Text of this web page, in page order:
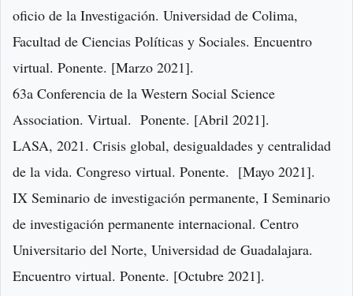
oficio de la Investigación. Universidad de Colima,
Facultad de Ciencias Políticas y Sociales. Encuentro
virtual. Ponente. [Marzo 2021].
63a Conferencia de la Western Social Science
Association. Virtual. Ponente. [Abril 2021].
LASA, 2021. Crisis global, desigualdades y centralidad
de la vida. Congreso virtual. Ponente. [Mayo 2021].
IX Seminario de investigación permanente, I Seminario
de investigación permanente internacional. Centro
Universitario del Norte, Universidad de Guadalajara.
Encuentro virtual. Ponente. [Octubre 2021].